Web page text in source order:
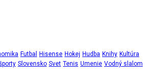
Futbal Hisense Hokej Hudba Knihy Kultúra
Slovensko Svet Tenis Umenie Vodný slalom